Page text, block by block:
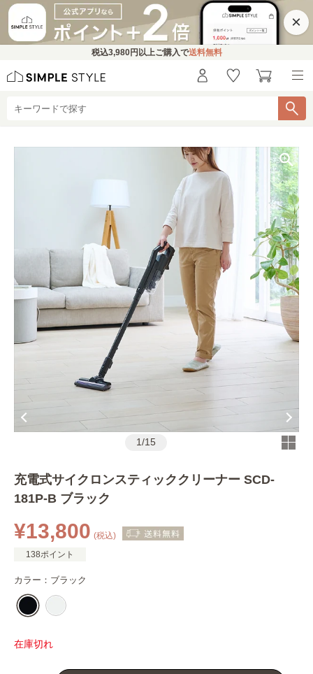
×
税込3,980円 以上ご購入で送料無料
1/15
充電式サイクロンスティッククリーナー SCD-
181P-B ブラック
¥13,800 (税込)
138ポイント
カラー： ブラック
在庫切れ